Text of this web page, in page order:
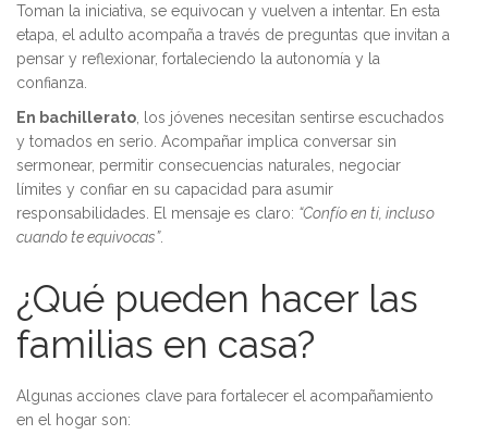
Toman la iniciativa, se equivocan y vuelven a intentar. En esta
etapa, el adulto acompaña a través de preguntas que invitan a
pensar y reflexionar, fortaleciendo la autonomía y la
confianza.
En bachillerato , los jóvenes necesitan sentirse escuchados
y tomados en serio. Acompañar implica conversar sin
sermonear, permitir consecuencias naturales, negociar
límites y confiar en su capacidad para asumir
responsabilidades. El mensaje es claro: “Confío en ti, incluso
cuando te equivocas”.
¿Qué pueden hacer las
familias en casa?
Algunas acciones clave para fortalecer el acompañamiento
en el hogar son: